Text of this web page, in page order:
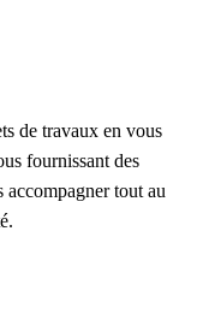
de travaux en vous
fournissant des
tout au